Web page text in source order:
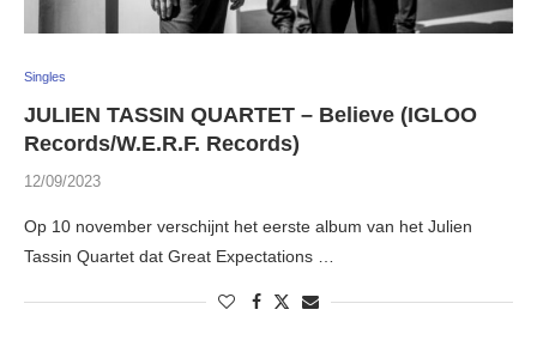
Singles
JULIEN TASSIN QUARTET – Believe (IGLOO
Records/W.E.R.F. Records)
12/09/2023
Op 10 november verschijnt het eerste album van het Julien
Tassin Quartet dat Great Expectations …